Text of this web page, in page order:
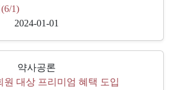
1)
2024-01-01
약사공론
원 대상 프리미엄 혜택 도입